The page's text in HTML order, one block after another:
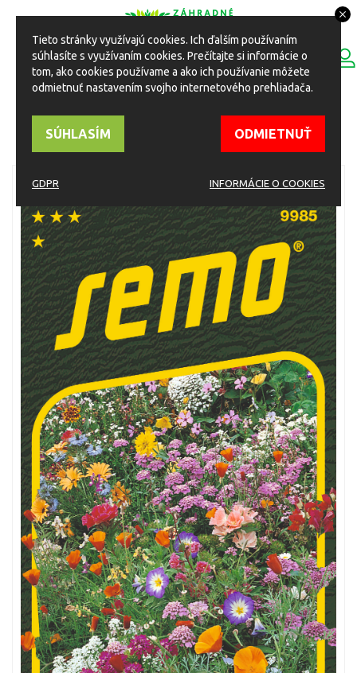
Toggle
navigation
ESHOP
Kvetinový koberec nízky 30cm letničky
Tieto stránky využívajú cookies. Ich ďalším používaním
súhlasíte s využívaním cookies. Prečítajte si informácie o
tom, ako cookies používame a ako ich používanie môžete
odmietnuť nastavením svojho internetového prehliadača.
SÚHLASÍM ODMIETNUŤ
GDPR INFORMÁCIE O COOKIES